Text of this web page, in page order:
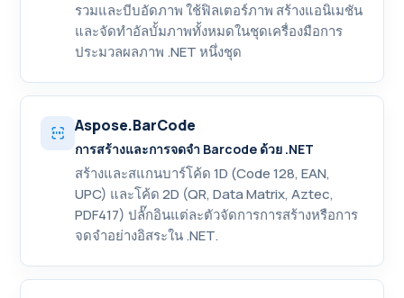
รวมและบีบอัดภาพ ใช้ฟิลเตอร์ภาพ สร้างแอนิเมชัน
และจัดทำอัลบั้มภาพทั้งหมดในชุดเครื่องมือการ
ประมวลผลภาพ .NET หนึ่งชุด
Aspose.BarCode
การสร้างและการจดจำ Barcode ด้วย .NET
สร้างและสแกนบาร์โค้ด 1D (Code 128, EAN,
UPC) และโค้ด 2D (QR, Data Matrix, Aztec,
PDF417) ปลั๊กอินแต่ละตัวจัดการการสร้างหรือการ
จดจำอย่างอิสระใน .NET.